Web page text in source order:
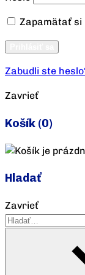
Zapamätať si
Zabudli ste
Zavrieť
Košík (0)
Hladať
Zavrieť